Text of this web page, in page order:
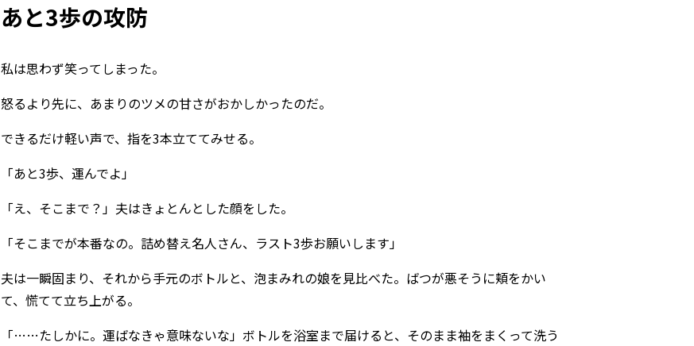
あと3歩の攻防
私は思わず笑ってしまった。
怒るより先に、あまりのツメの甘さがおかしかったのだ。
できるだけ軽い声で、指を3本立ててみせる。
「あと3歩、運んでよ」
「え、そこまで？」夫はきょとんとした顔をした。
「そこまでが本番なの。詰め替え名人さん、ラスト3歩お願いします」
夫は一瞬固まり、それから手元のボトルと、泡まみれの娘を見比べた。ばつが悪そうに頬をかい
て、慌てて立ち上がる。
「……たしかに。運ばなきゃ意味ないな」ボトルを浴室まで届けると、そのまま袖をまくって洗う